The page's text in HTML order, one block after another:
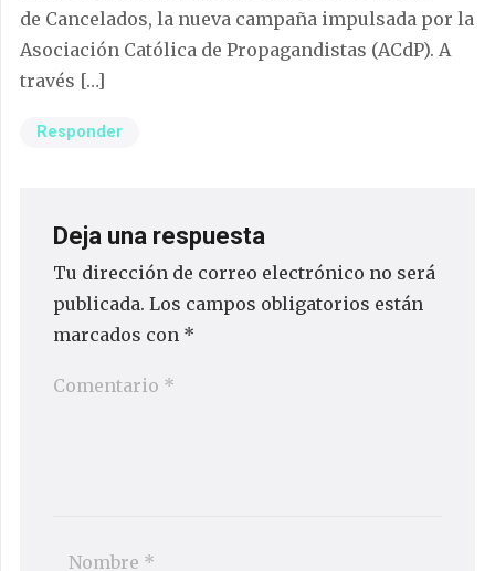
de Cancelados, la nueva campaña impulsada por la
Asociación Católica de Propagandistas (ACdP). A
través […]
Responder
Deja una respuesta
Tu dirección de correo electrónico no será
publicada. Los campos obligatorios están
marcados con *